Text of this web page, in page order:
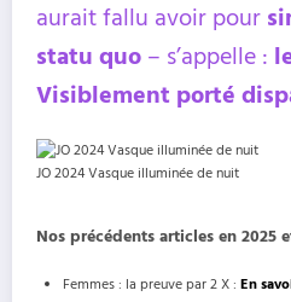
aurait fallu avoir pour
statu quo – s’appelle :
Visiblement porté
JO 2024 Vasque illuminée de nuit
Nos précédents articles en 2025
Femmes : la preuve par 2 X : En